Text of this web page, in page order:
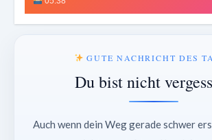
GUTE NACHRICHT DES
Du bist nicht
Auch wenn dein Weg gerade schwer